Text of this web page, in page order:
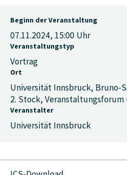
Beginn der Veranstaltung
07.11.2024, 15:00 Uhr
Veranstaltungstyp
Vortrag
Ort
Universität Innsbruck, Bruno-
2. Stock, Veranstaltungsforum
Veranstalter
Universität Innsbruck